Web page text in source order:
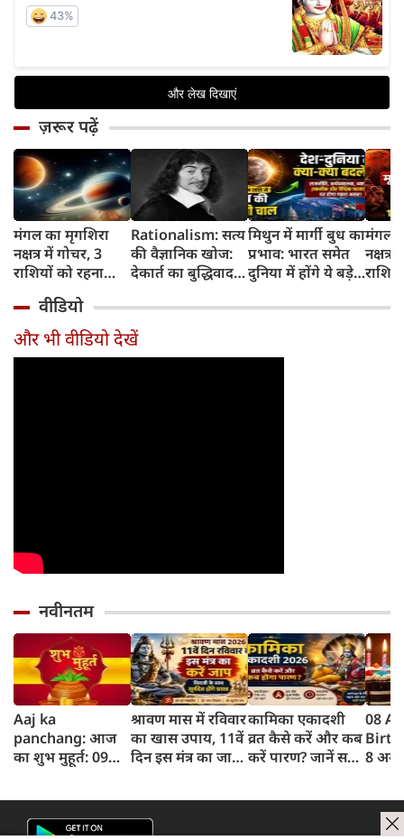
ज़रूर पढ़ें
मंगल का मृगशिरा
नक्षत्र में गोचर, 3
राशियों को रहना
सावधान
Rationalism: सत्य
की वैज्ञानिक खोज:
देकार्त का बुद्धिवाद
का जन्म
मिथुन में मार्गी बुध का
प्रभाव: भारत समेत
दुनिया में होंगे ये बड़े
मंगल
नक्षत्र
किसे
वीडियो
और भी वीडियो देखें
नवीनतम
Aaj ka
panchang: आज
का शुभ मुहूर्त: 09
समय
श्रावण मास में रविवार
का खास उपाय, 11वें
दिन इस मंत्र का जाप
कामिका एकादशी
व्रत कैसे करें और कब
करें पारण? जानें सही
08
8